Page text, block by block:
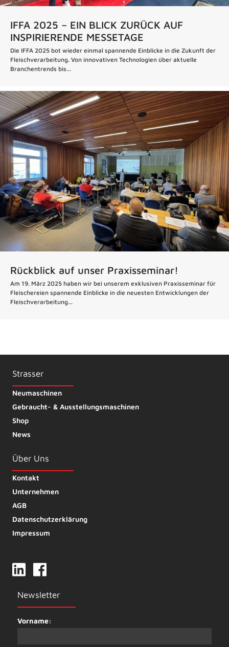
IFFA 2025 – EIN BLICK ZURÜCK AUF
INSPIRIERENDE MESSETAGE
Die IFFA 2025 bot wieder einmal spannende Einblicke in die Zukunft der
Fleischverarbeitung. Von innovativen Technologien über aktuelle
Branchentrends bis...
Rückblick auf unser Praxisseminar!
Am 19. März 2025 haben wir bei unserem exklusiven Praxisseminar für
Fleischereien spannende Einblicke in die neuesten Entwicklungen der
Fleischverarbeitung...
Strasser
Neumaschinen
Gebraucht- & Ausstellungsmaschinen
Shop
News
Über Uns
Kontakt
Unternehmen
AGB
Datenschutzerklärung
Impressum
Newsletter
Vorname: